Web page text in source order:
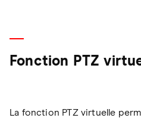
Fonction PTZ
La fonction PTZ virtuelle